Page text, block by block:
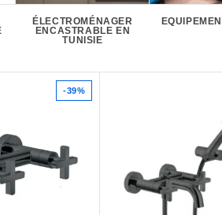
ÉLECTROMÉNAGER
ENCASTRABLE EN
TUNISIE
-39%